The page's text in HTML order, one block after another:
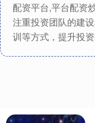
配资平台,平台配资
注重投资团队的建
训等方式，提升投